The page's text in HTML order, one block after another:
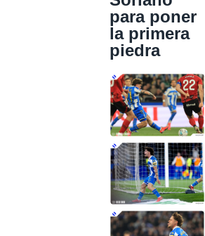
para poner
la primera
piedra